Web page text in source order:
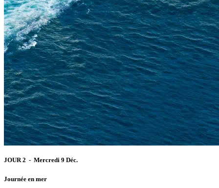
JOUR 2 - Mercredi 9 Déc.
Journée en mer